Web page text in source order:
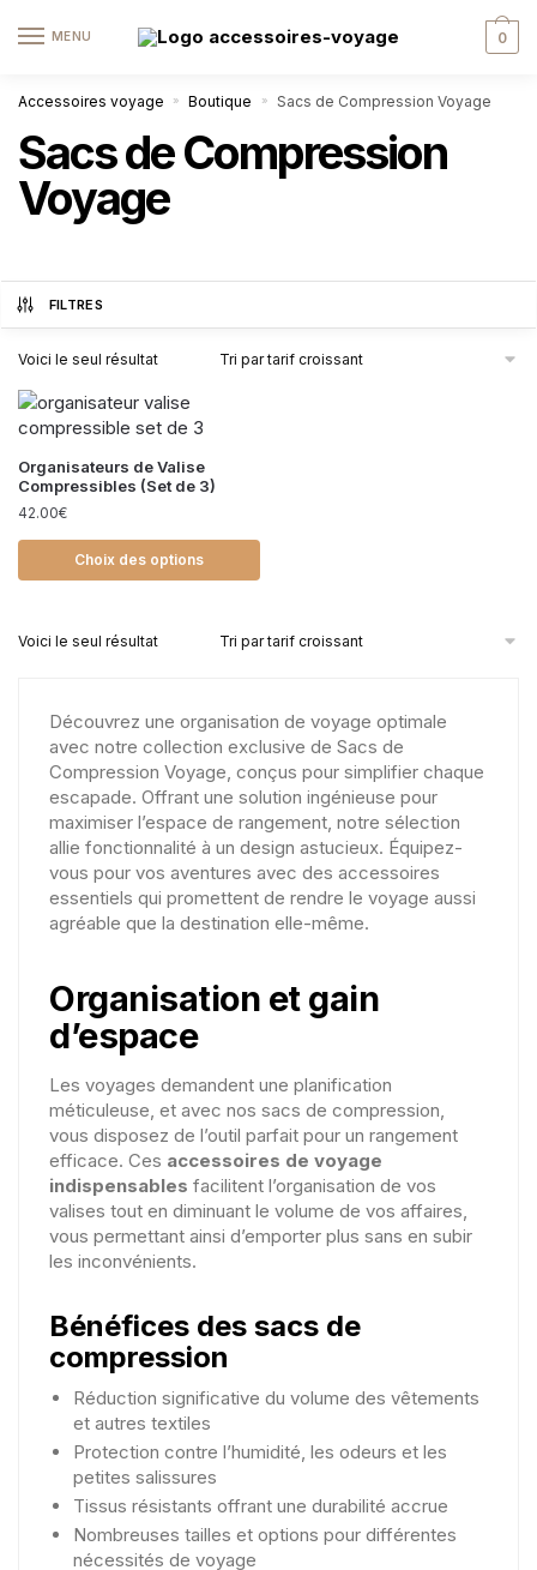
MENU 0
Accessoires voyage » Boutique » Sacs de Compression Voyage
Sacs de Compression
Voyage
FILTRES
Voici le seul résultat
Organisateurs de Valise
Compressibles (Set de 3)
42.00€
Choix des options
Voici le seul résultat
Découvrez une organisation de voyage optimale
avec notre collection exclusive de Sacs de
Compression Voyage, conçus pour simplifier chaque
escapade. Offrant une solution ingénieuse pour
maximiser l’espace de rangement, notre sélection
allie fonctionnalité à un design astucieux. Équipez-
vous pour vos aventures avec des accessoires
essentiels qui promettent de rendre le voyage aussi
agréable que la destination elle-même.
Organisation et gain
d’espace
Les voyages demandent une planification
méticuleuse, et avec nos sacs de compression,
vous disposez de l’outil parfait pour un rangement
efficace. Ces accessoires de voyage
indispensables facilitent l’organisation de vos
valises tout en diminuant le volume de vos affaires,
vous permettant ainsi d’emporter plus sans en subir
les inconvénients.
Bénéfices des sacs de
compression
Réduction significative du volume des vêtements
et autres textiles
Protection contre l’humidité, les odeurs et les
petites salissures
Tissus résistants offrant une durabilité accrue
Nombreuses tailles et options pour différentes
nécessités de voyage